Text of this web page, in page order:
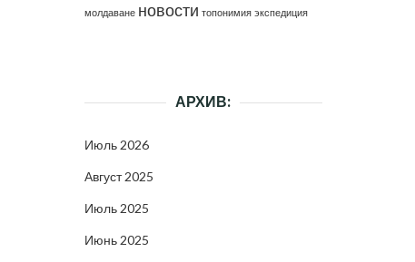
молдаване новости топонимия экспедиция
АРХИВ:
Июль 2026
Август 2025
Июль 2025
Июнь 2025